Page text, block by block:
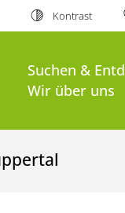
Kontrast
Suchen &
Wir über uns